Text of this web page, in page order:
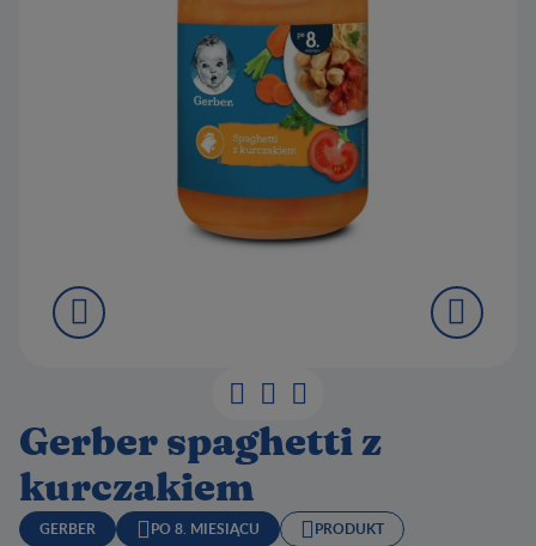
Gerber spaghetti z
kurczakiem
GERBER PO 8. MIESIĄCU
PRODUKT